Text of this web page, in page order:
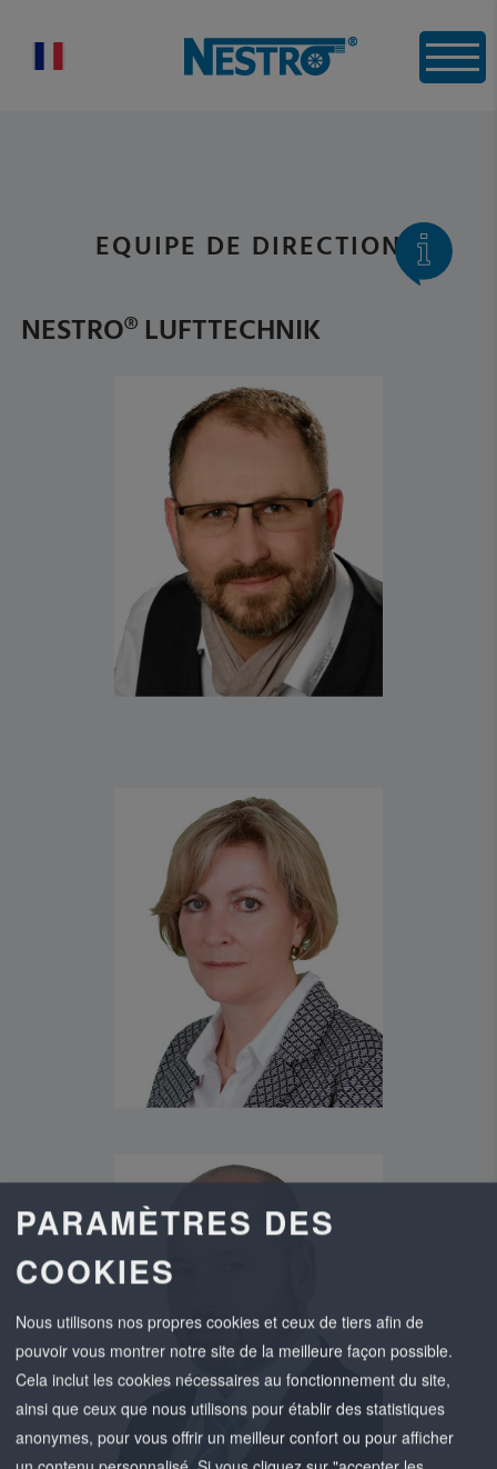
EQUIPE DE DIRECTION
NESTRO® LUFTTECHNIK
FON +49 36694 41-0
FAX +49 36694 41-260
R.NETTELNSTROTH(AT)NESTRO.DE
FON +49 36694 41-0
FAX +49 36694 41-249
A.SCHAEFER(AT)NESTRO.DE
PARAMÈTRES DES
COOKIES
Nous utilisons nos propres cookies et ceux de tiers afin de
pouvoir vous montrer notre site de la meilleure façon possible.
Cela inclut les cookies nécessaires au fonctionnement du site,
ainsi que ceux que nous utilisons pour établir des statistiques
anonymes, pour vous offrir un meilleur confort ou pour afficher